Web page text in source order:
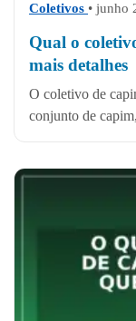
Coletivos • junho
Qual o
mais detalhes
O coletivo de
conjunto de